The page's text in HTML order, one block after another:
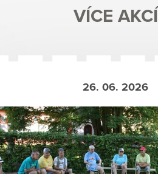
VÍCE AKCÍ
26. 06. 2026